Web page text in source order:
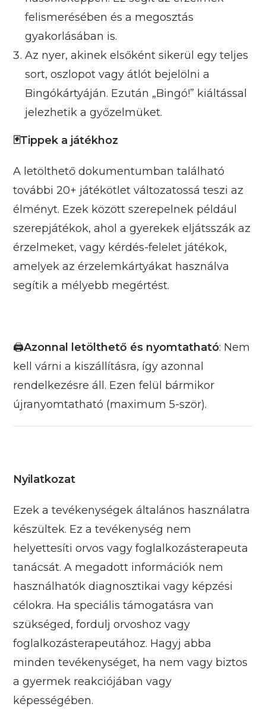
felismerésében és a megosztás
gyakorlásában is.
Az nyer, akinek elsőként sikerül egy teljes
sort, oszlopot vagy átlót bejelölni a
Bingókártyáján. Ezután „Bingó!” kiáltással
jelezhetik a győzelmüket.
🃏Tippek a játékhoz
A letölthető dokumentumban található
további 20+ játékötlet változatossá teszi az
élményt. Ezek között szerepelnek például
szerepjátékok, ahol a gyerekek eljátsszák az
érzelmeket, vagy kérdés-felelet játékok,
amelyek az érzelemkártyákat használva
segítik a mélyebb megértést.
🖨Azonnal letölthető és nyomtatható: Nem
kell várni a kiszállításra, így azonnal
rendelkezésre áll. Ezen felül bármikor
újranyomtatható (maximum 5-ször).
Nyilatkozat
Ezek a tevékenységek általános használatra
készültek. Ez a tevékenység nem
helyettesíti orvos vagy foglalkozásterapeuta
tanácsát. A megadott információk nem
használhatók diagnosztikai vagy képzési
célokra. Ha speciális támogatásra van
szükséged, fordulj orvoshoz vagy
foglalkozásterapeutához. Hagyj abba
minden tevékenységet, ha nem vagy biztos
a gyermek reakciójában vagy
képességében.